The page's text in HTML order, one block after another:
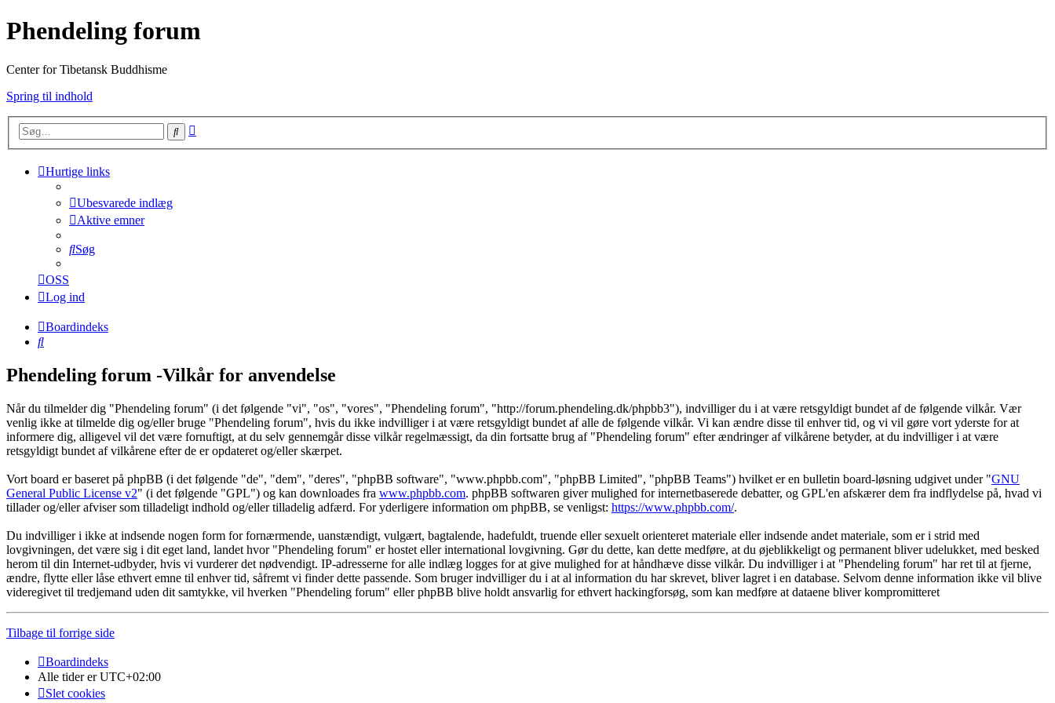
Phendeling forum
Center for Tibetansk Buddhisme
Spring til indhold
Søg
Hurtige links
Ubesvarede indlæg
Aktive emner
Søg
OSS
Log ind
Boardindeks
Søg
Phendeling forum -Vilkår for anvendelse
Når du tilmelder dig "Phendeling forum" (i det følgende "vi", "os", "vores", "Phendeling forum", "http://forum.phendeling.dk/phpbb3"), indvilliger du i at være retsgyldigt bundet af de følgende vilkår. Vær
venlig ikke at tilmelde dig og/eller bruge "Phendeling forum", hvis du ikke indvilliger i at være retsgyldigt bundet af alle de følgende vilkår. Vi kan ændre disse til enhver tid, og vi vil gøre vort yderste for at
informere dig, alligevel vil det være fornuftigt, at du selv gennemgår disse vilkår regelmæssigt, da din fortsatte brug af "Phendeling forum" efter ændringer af vilkårene betyder, at du indvilliger i at være
retsgyldigt bundet af vilkårene efter de er opdateret og/eller skærpet.
Vort board er baseret på phpBB (i det følgende "de", "dem", "deres", "phpBB software", "www.phpbb.com", "phpBB Limited", "phpBB Teams") hvilket er en bulletin board-løsning udgivet under "GNU
General Public License v2" (i det følgende "GPL") og kan downloades fra www.phpbb.com. phpBB softwaren giver mulighed for internetbaserede debatter, og GPL'en afskærer dem fra indflydelse på, hvad vi
tillader og/eller afviser som tilladeligt indhold og/eller tilladelig adfærd. For yderligere information om phpBB, se venligst: https://www.phpbb.com/.
Du indvilliger i ikke at indsende nogen form for fornærmende, uanstændigt, vulgært, bagtalende, hadefuldt, truende eller sexuelt orienteret materiale eller indsende andet materiale, som er i strid med
lovgivningen, det være sig i dit eget land, landet hvor "Phendeling forum" er hostet eller international lovgivning. Gør du dette, kan dette medføre, at du øjeblikkeligt og permanent bliver udelukket, med besked
herom til din Internet-udbyder, hvis vi vurderer det nødvendigt. IP-adresserne for alle indlæg logges for at give mulighed for at håndhæve disse vilkår. Du indvilliger i at "Phendeling forum" har ret til at fjerne,
ændre, flytte eller låse ethvert emne til enhver tid, såfremt vi finder dette passende. Som bruger indvilliger du i at al information du har skrevet, bliver lagret i en database. Selvom denne information ikke vil blive
videregivet til tredjemand uden dit samtykke, vil hverken "Phendeling forum" eller phpBB blive holdt ansvarlig for ethvert hackingforsøg, som kan medføre at dataene bliver kompromitteret
Tilbage til forrige side
Boardindeks
Alle tider erUTC+02:00
Slet cookies